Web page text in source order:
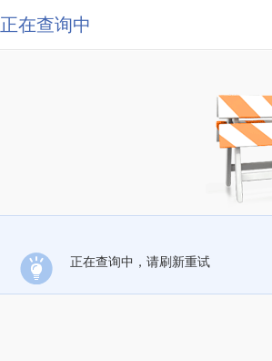
正在查询中
正在查询中，请刷新重试